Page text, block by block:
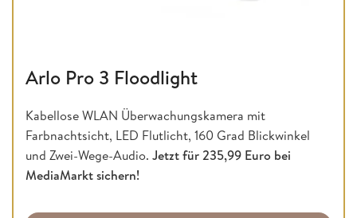
Arlo Pro 3 Floodlight
Kabellose WLAN Überwachungskamera mit
Farbnachtsicht, LED Flutlicht, 160 Grad Blickwinkel
und Zwei-Wege-Audio. Jetzt für 235,99 Euro bei
MediaMarkt sichern!